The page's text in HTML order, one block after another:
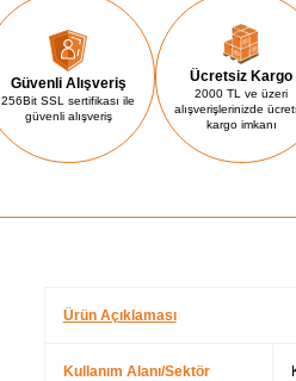
Güvenli Alışveriş
256Bit SSL sertifikası ile
güvenli alışveriş
Ücretsiz Kargo
2000 TL ve üzeri
alışverişlerinizde
kargo imkanı
Ürün Açıklaması
Kullanım Alanı/Sektör